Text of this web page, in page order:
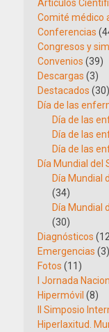
Artículos
Comité médico
Conferencias
Congresos y
Convenios (39)
Descargas (3)
Destacados (30)
Día de las
Día de las
Día de las
Día de las
Día Mundial del
Día Mundial
(34)
Día Mundial
(30)
Diagnósticos
Emergencias (3)
Fotos (11)
I Jornada
Hipermóvil (8)
II Simposio
Hiperlaxitud.